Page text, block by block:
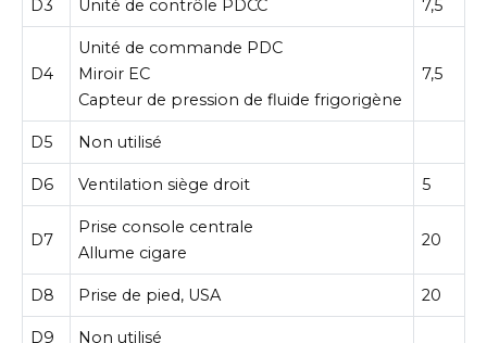
D3 Unité de contrôle PDCC 7,5
D4
Unité de commande PDC
Miroir EC
Capteur de pression de fluide frigorigène
7,5
D5 Non utilisé
D6 Ventilation siège droit 5
D7
Prise console centrale
Allume cigare
20
D8 Prise de pied, USA 20
D9 Non utilisé